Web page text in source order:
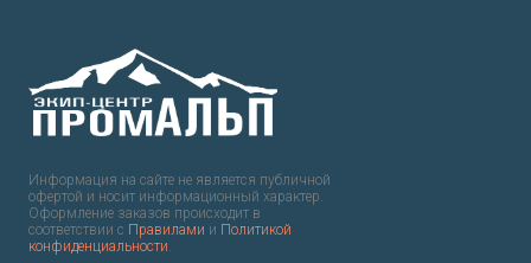
Информация на сайте не является публичной
офертой и носит информационный характер.
Оформление заказов происходит в
соответствии с Правилами и Политикой
конфиденциальности.